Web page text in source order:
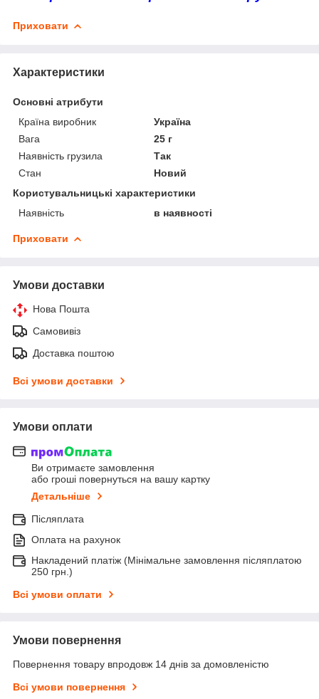
Приховати
Характеристики
Основні атрибути
Країна виробник
Україна
Вага
25 г
Наявність грузила
Так
Стан
Новий
Користувальницькі характеристики
Наявність
в наявності
Приховати
Умови доставки
Нова Пошта
Самовивіз
Доставка поштою
Всі умови доставки
Умови оплати
Ви отримаєте замовлення
або гроші повернуться на вашу картку
Детальніше
Післяплата
Оплата на рахунок
Накладений платіж (Мінімальне замовлення післяплатою
250 грн.)
Всі умови оплати
Умови повернення
Повернення товару впродовж 14 днів за домовленістю
Всі умови повернення